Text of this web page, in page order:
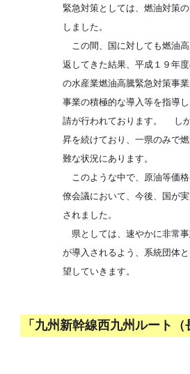
緊急対策としては、燃油対策
しました。
この間、国に対しても燃油
返してきた結果、平成１９年
の水産業燃油高騰緊急対策事
事業の積極的な導入等を指導
請が行われております。 し
昇を続けており、一県のみで
難な状況にあります。
このような中で、原油等価
僚会議において、今後、国が
されました。
県としては、速やかに非常
が導入されるよう、系統団体
望していきます。
「九州新幹線西九州ルート（